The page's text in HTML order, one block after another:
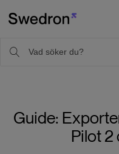
Guide:
Pilot 2